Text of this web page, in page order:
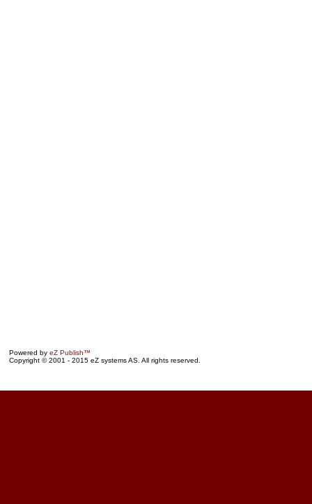
Powered by eZ Publish™
Copyright © 2001 - 2015 eZ systems AS. All rights reserved.